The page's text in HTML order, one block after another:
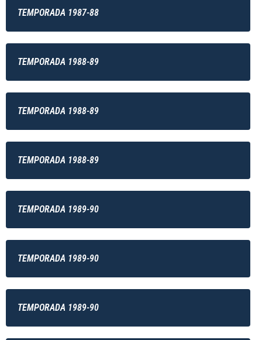
TEMPORADA 1987-88
TEMPORADA 1988-89
TEMPORADA 1988-89
TEMPORADA 1988-89
TEMPORADA 1989-90
TEMPORADA 1989-90
TEMPORADA 1989-90